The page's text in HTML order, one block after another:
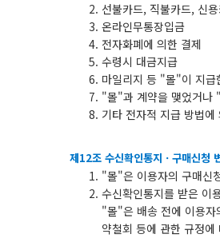
선불카드, 직불카드, 신
온라인무통장입금
전자화폐에 의한 결제
수령시 대금지급
마일리지 등 "몰"이 지급
"몰"과 계약을 맺었거나
기타 전자적 지급 방법에
제12조 수신확인통지ㆍ구매신청
"몰"은 이용자의 구매신
수신확인통지를 받은 이
"몰"은 배송 전에 이용자
약철회 등에 관한 규정에